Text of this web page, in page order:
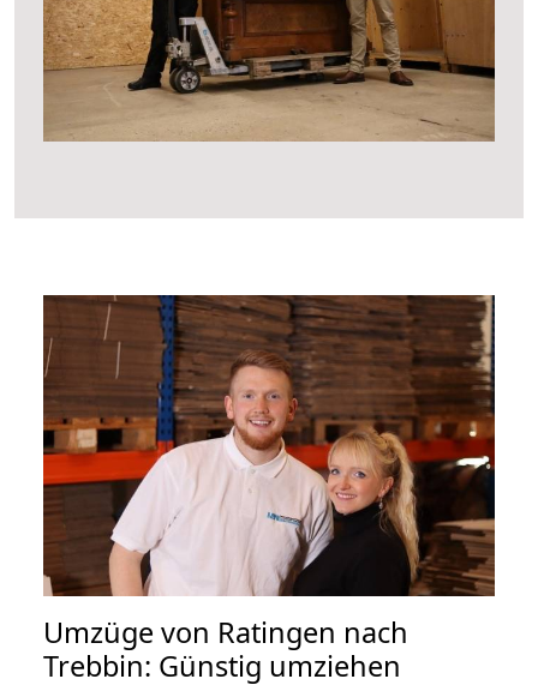
Umzüge von Ratingen nach
Trebbin: Günstig umziehen